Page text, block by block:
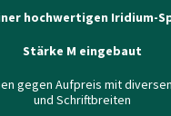
hochwertigen Iridium-
Stärke M eingebaut
gegen Aufpreis mit
und Schriftbreiten